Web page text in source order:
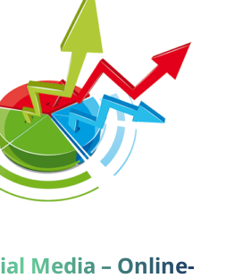
Media – Online-